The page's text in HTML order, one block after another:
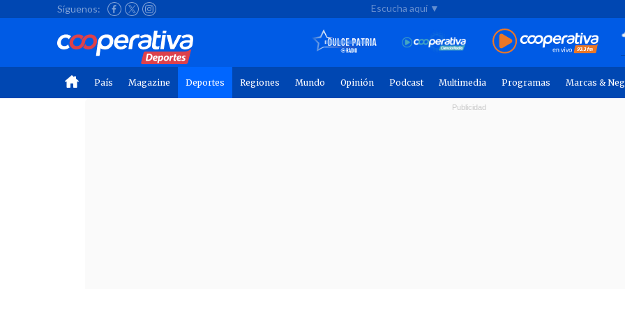
Síguenos: Escucha aquí ▼
País Magazine Deportes Regiones Mundo Opinión Podcast Multimedia Programas Marcas &